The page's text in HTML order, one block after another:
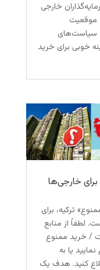
خارجی
موقعیت
سیاست‌های
خوبی برای خرید
خارجی‌ها
ترکیه، برای
لطفاً از منابع
/ خرید ممنوع
یا به
کنید. هدف یک